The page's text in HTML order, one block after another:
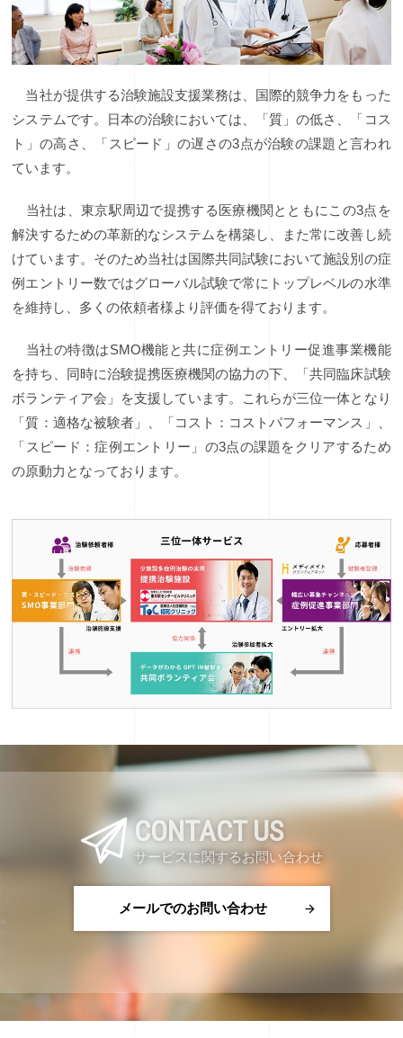
当社が提供する治験施設支援業務は、国際的競争力をもった
システムです。日本の治験においては、「質」の低さ、「コス
ト」の高さ、「スピード」の遅さの3点が治験の課題と言われ
ています。
当社は、東京駅周辺で提携する医療機関とともにこの3点を
解決するための革新的なシステムを構築し、また常に改善し続
けています。そのため当社は国際共同試験において施設別の症
例エントリー数ではグローバル試験で常にトップレベルの水準
を維持し、多くの依頼者様より評価を得ております。
当社の特徴はSMO機能と共に症例エントリー促進事業機能
を持ち、同時に治験提携医療機関の協力の下、「共同臨床試験
ボランティア会」を支援しています。これらが三位一体となり
「質：適格な被験者」、「コスト：コストパフォーマンス」、
「スピード：症例エントリー」の3点の課題をクリアするため
の原動力となっております。
CONTACT US
サービスに関するお問い合わせ
arrow_forward
メールでのお問い合わせ